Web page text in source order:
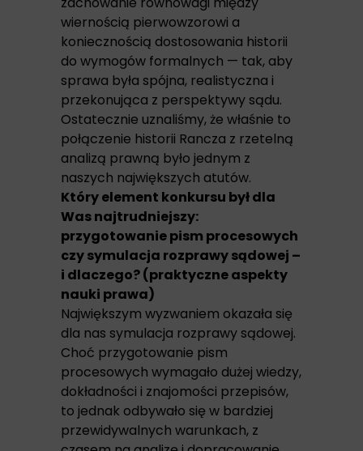
wiernością pierwowzorowi a
koniecznością dostosowania historii
do wymogów formalnych — tak, aby
sprawa była spójna, realistyczna i
przekonująca z perspektywy sądu.
Ostatecznie uznaliśmy, że właśnie to
połączenie historii Rancza z rzetelną
analizą prawną było jednym z
naszych największych atutów.
Który element konkursu był dla
Was najtrudniejszy:
przygotowanie pism procesowych
czy symulacja rozprawy sądowej –
i dlaczego? (praktyczne aspekty
nauki prawa)
Największym wyzwaniem okazała się
dla nas symulacja rozprawy sądowej.
Choć przygotowanie pism
procesowych wymagało dużej wiedzy,
dokładności i znajomości przepisów,
to jednak odbywało się w bardziej
przewidywalnych warunkach, z